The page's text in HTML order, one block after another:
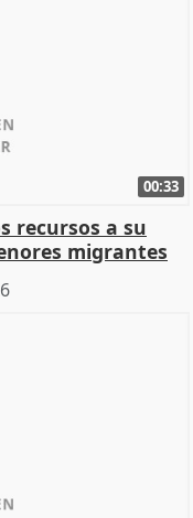
00:33
recursos a su
migrantes